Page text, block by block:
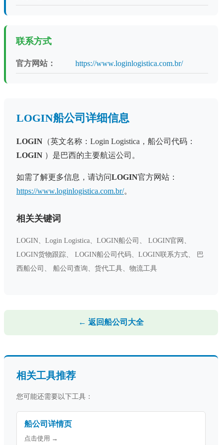
联系方式
官方网站： https://www.loginlogistica.com.br/
LOGIN船公司详细信息
LOGIN （英文名称：Login Logistica，船公司代码：
LOGIN ）是巴西的主要航运公司。
如需了解更多信息，请访问LOGIN官方网站：
https://www.loginlogistica.com.br/。
相关关键词
LOGIN、Login Logistica、LOGIN船公司、 LOGIN官网、
LOGIN货物跟踪、 LOGIN船公司代码、LOGIN联系方式、 巴
西船公司、 船公司查询、货代工具、物流工具
← 返回船公司大全
相关工具推荐
您可能还需要以下工具：
船公司详情页
点击使用 →